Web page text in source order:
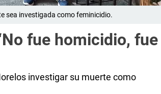
sea investigada como feminicidio.
fue homicidio, fue
investigar su muerte como